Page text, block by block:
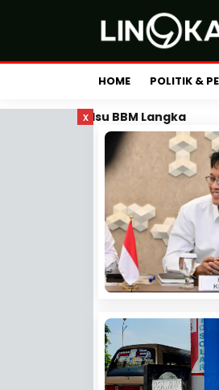
HOME POLITIK &
x Isu BBM Langka